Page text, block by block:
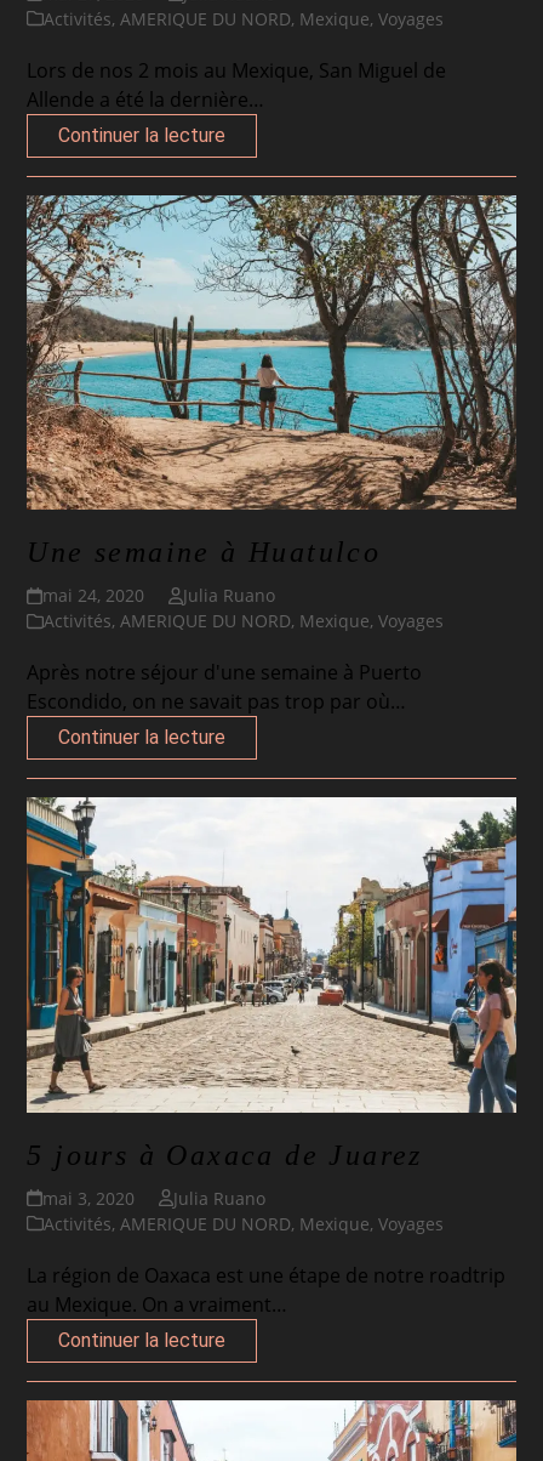
Activités,AMERIQUE DU NORD, Mexique,Voyages
Lors de nos 2 mois au Mexique, San Miguel de
Allende a été la dernière…
Continuer la lecture
Une semaine à Huatulco
mai 24, 2020
Julia Ruano
Activités,AMERIQUE DU NORD, Mexique,Voyages
Après notre séjour d'une semaine à Puerto
Escondido, on ne savait pas trop par où…
Continuer la lecture
5 jours à Oaxaca de Juarez
mai 3, 2020
Julia Ruano
Activités,AMERIQUE DU NORD, Mexique,Voyages
La région de Oaxaca est une étape de notre roadtrip
au Mexique. On a vraiment…
Continuer la lecture